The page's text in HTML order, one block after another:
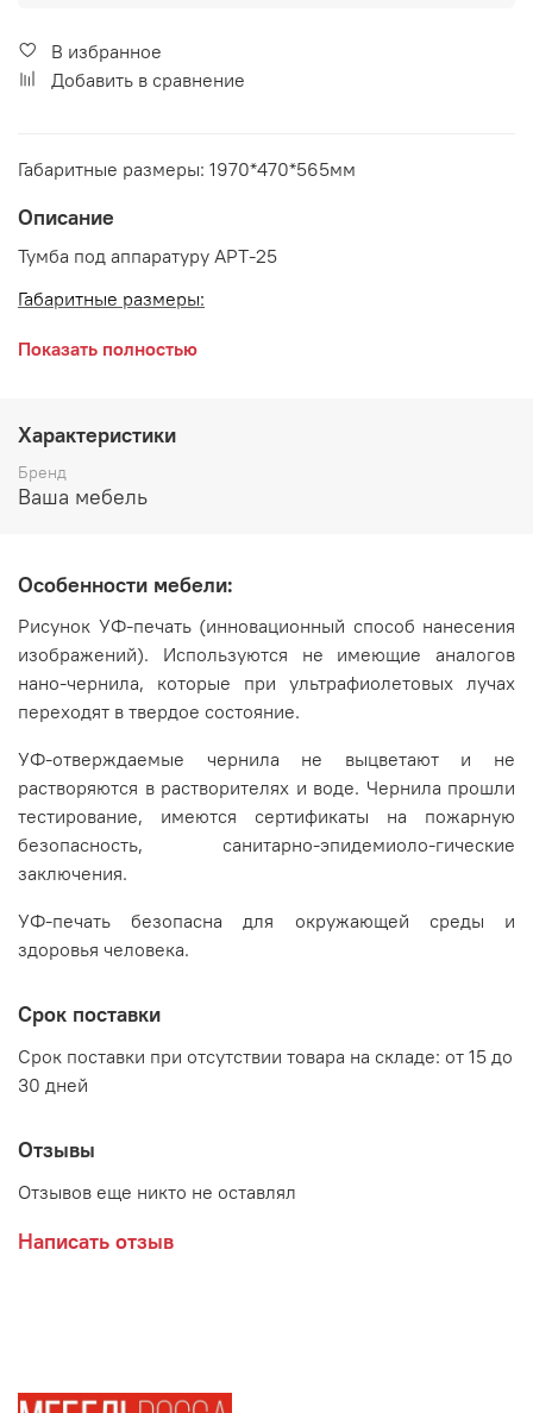
В избранное
Добавить в сравнение
Габаритные размеры: 1970*470*565мм
Описание
Тумба под аппаратуру АРТ-25
Габаритные размеры:
длина 1970 мм
высота 565 мм
Производитель:
Показать полностью
Характеристики
Бренд
Ваша мебель
Особенности мебели:
Рисунок УФ-печать (инновационный способ нанесения
изображений). Используются не имеющие аналогов
нано-чернила, которые при ультрафиолетовых лучах
переходят в твердое состояние.
УФ-отверждаемые чернила не выцветают и не
растворяются в растворителях и воде. Чернила прошли
тестирование, имеются сертификаты на пожарную
безопасность, санитарно-эпидемиоло-гические
заключения.
УФ-печать безопасна для окружающей среды и
здоровья человека.
Срок поставки
Срок поставки при отсутствии товара на складе: от 15 до
30 дней
Отзывы
Отзывов еще никто не оставлял
Написать отзыв